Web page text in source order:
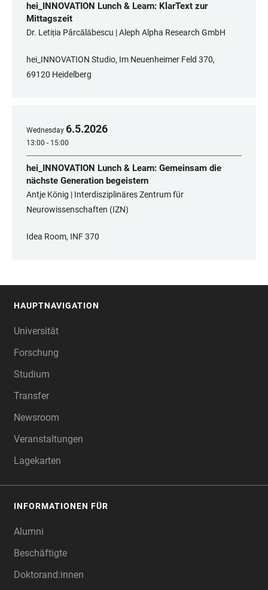
hei_INNOVATION Lunch & Learn: KlarText zur
Mittagszeit
Dr. Letiția Pârcălăbescu | Aleph Alpha Research GmbH
hei_INNOVATION Studio, Im Neuenheimer Feld 370,
69120 Heidelberg
Wednesday 6.5.2026
13:00 - 15:00
hei_INNOVATION Lunch & Learn: Gemeinsam die
nächste Generation begeistern
Antje König | Interdisziplinäres Zentrum für
Neurowissenschaften (IZN)
Idea Room, INF 370
HAUPTNAVIGATION
Universität
Forschung
Studium
Transfer
Newsroom
Veranstaltungen
Lagekarten
INFORMATIONEN FÜR
Alumni
Beschäftigte
Doktorand:innen